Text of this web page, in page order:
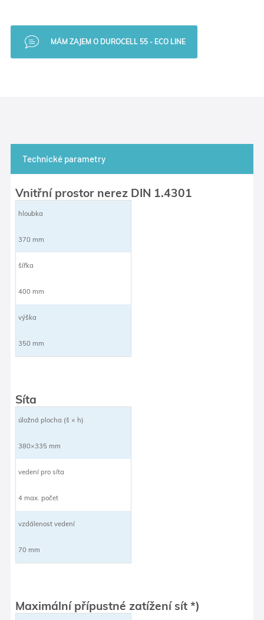
MÁM ZAJEM O DUROCELL 55 - ECO LINE
Technické parametry
Vnitřní prostor nerez DIN 1.4301
hloubka
370 mm
šířka
400 mm
výška
350 mm
Síta
úložná plocha (š × h)
380×335 mm
vedení pro síta
4 max. počet
vzdálenost vedení
70 mm
Maximální přípustné zatížení sít *)